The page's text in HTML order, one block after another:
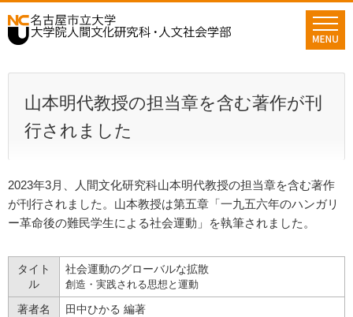
ロ
ー
ー
シ
ョ
文
へ
ー
カ
シ
ョ
ン
ッ
タ
山本明代教授の担当章を含む著作が刊
行されました
2023年3月、人間文化研究科山本明代教授の担当章を含む著作
が刊行されました。山本教授は第五章「一九五六年のハンガリ
ー革命後の難民学生による社会運動」を執筆されました。
タイト
ル
社会運動のグローバルな拡散
創造・実践される思想と運動
著者名 田中ひかる 編著